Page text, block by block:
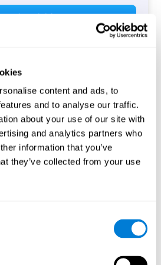
content and ads, to
and to analyse our traffic.
about your use of our site with
and analytics partners who
information that you’ve
they’ve collected from your use
Avvia attività